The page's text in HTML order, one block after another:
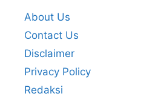
About Us
Contact Us
Disclaimer
Privacy Policy
Redaksi